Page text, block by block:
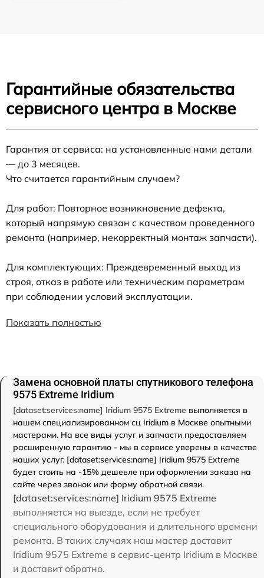
Гарантийные обязательства
сервисного центра в Москве
Гарантия от сервиса: на установленные нами детали
— до 3 месяцев.
Что считается гарантийным случаем?
Для работ: Повторное возникновение дефекта,
который напрямую связан с качеством проведенного
ремонта (например, некорректный монтаж запчасти).
Для комплектующих: Преждевременный выход из
строя, отказ в работе или техническим параметрам
при соблюдении условий эксплуатации.
Показать полностью
Замена основной платы спутникового телефона
9575 Extreme Iridium
[dataset:services:name] Iridium 9575 Extreme выполняется в
нашем специализированном сц Iridium в Москве опытными
мастерами. На все виды услуг и запчасти предоставляем
расширенную гарантию - мы в сервисе уверены в качестве
наших услуг. [dataset:services:name] Iridium 9575 Extreme
будет стоить на -15% дешевле при оформлении заказа на
сайте через звонок или форму обратной связи.
[dataset:services:name] Iridium 9575 Extreme
выполняется на выезде, если не требует
специального оборудования и длительного времени
ремонта. В таких случаях наш мастер доставит
Iridium 9575 Extreme в сервис-центр Iridium в Москве
и доставит обратно.